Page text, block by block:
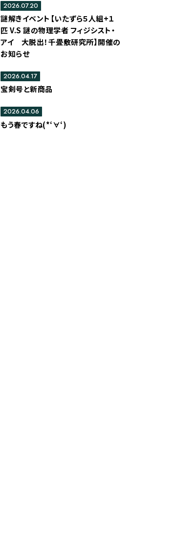
謎解きイベント【いたずら５人組+１
匹 V.S 謎の物理学者 フィジシスト・
アイ 大脱出！千畳敷研究所】開催の
お知らせ
2026.07.20
宝剣号と新商品
2026.04.17
もう春ですね(*‘∀‘)
2026.04.06